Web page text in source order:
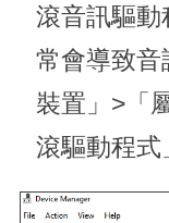
滾音訊驅動
常會導致音
裝置」>「
滾驅動程式